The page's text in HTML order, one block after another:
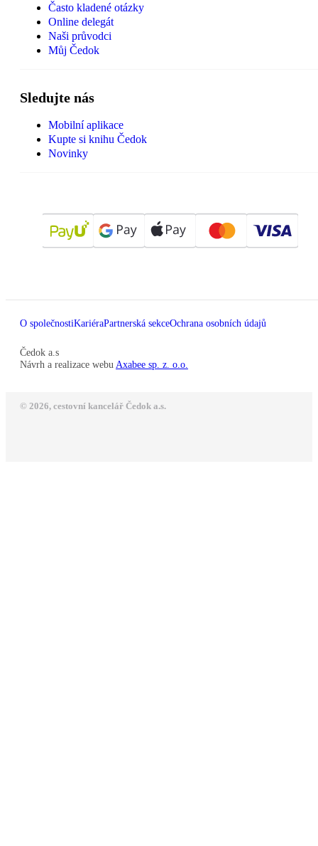
Často kladené otázky
Online delegát
Naši průvodci
Můj Čedok
Sledujte nás
Mobilní aplikace
Kupte si knihu Čedok
Novinky
O společnostiKariéraPartnerská sekceOchrana osobních údajů
Čedok a.s
Návrh a realizace webu Axabee sp. z. o.o.
© 2026, cestovní kancelář Čedok a.s.